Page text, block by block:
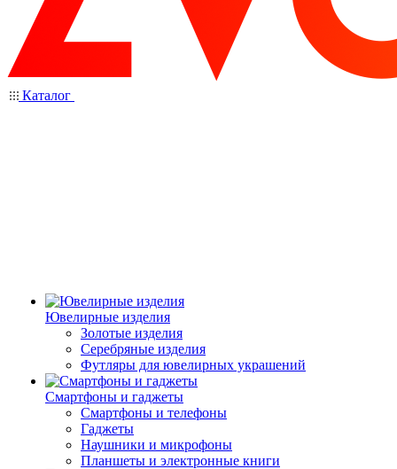
Каталог
Ювелирные изделия
Золотые изделия
Серебряные изделия
Футляры для ювелирных украшений
Смартфоны и гаджеты
Смартфоны и телефоны
Гаджеты
Наушники и микрофоны
Планшеты и электронные книги